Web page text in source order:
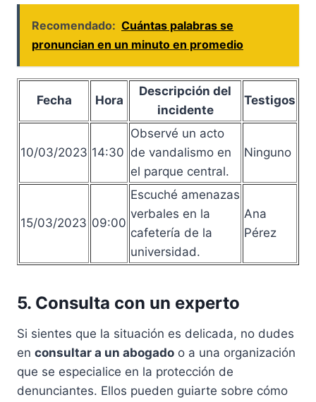
Recomendado: Cuántas palabras se
pronuncian en un minuto en promedio
Fecha Hora
Descripción del
incidente
Testigos
10/03/2023 14:30
Observé un acto
de vandalismo en
el parque central.
Ninguno
15/03/2023 09:00
Escuché amenazas
verbales en la
cafetería de la
universidad.
Ana
Pérez
5. Consulta con un experto
Si sientes que la situación es delicada, no dudes
en consultar a un abogado o a una organización
que se especialice en la protección de
denunciantes. Ellos pueden guiarte sobre cómo